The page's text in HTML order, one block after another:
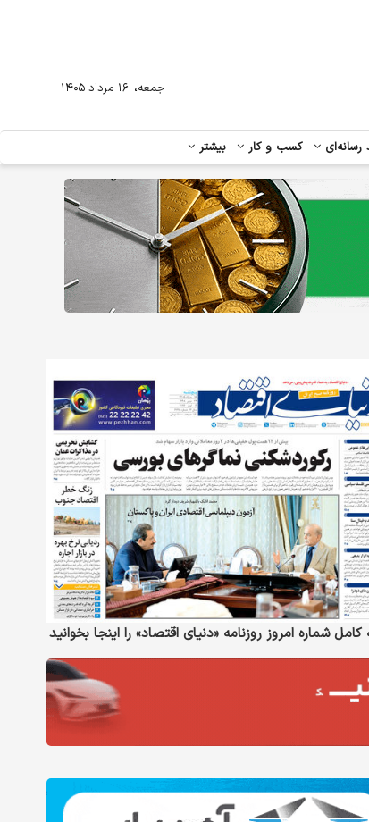
رسانه‌ای کسب و کار بیشتر
جمعه، ۱۶ مرداد ۱۴۰۵
شماره امروز روزنامه «دنیای‌ اقتصاد» را اینجا بخوانید